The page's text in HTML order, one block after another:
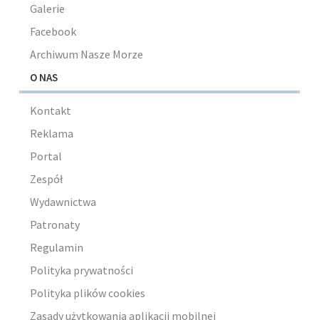
Galerie
Facebook
Archiwum Nasze Morze
O NAS
Kontakt
Reklama
Portal
Zespół
Wydawnictwa
Patronaty
Regulamin
Polityka prywatności
Polityka plików cookies
Zasady użytkowania aplikacji mobilnej